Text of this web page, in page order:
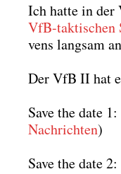
Ich hat­te in der
VfB-tak­ti­schen
vens lang­sam
Der VfB II hat
Save the date
Nach­rich­ten)
Save the date